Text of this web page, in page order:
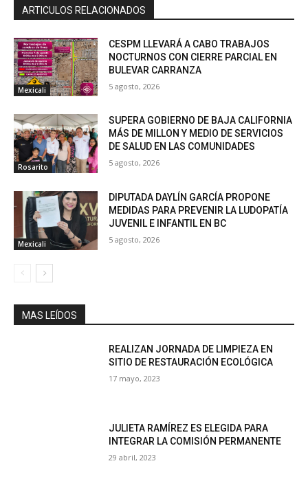
ARTICULOS RELACIONADOS
Mexicali
CESPM LLEVARÁ A CABO TRABAJOS
NOCTURNOS CON CIERRE PARCIAL EN
BULEVAR CARRANZA
5 agosto, 2026
Rosarito
SUPERA GOBIERNO DE BAJA CALIFORNIA
MÁS DE MILLON Y MEDIO DE SERVICIOS
DE SALUD EN LAS COMUNIDADES
5 agosto, 2026
Mexicali
DIPUTADA DAYLÍN GARCÍA PROPONE
MEDIDAS PARA PREVENIR LA LUDOPATÍA
JUVENIL E INFANTIL EN BC
5 agosto, 2026
MAS LEÍDOS
REALIZAN JORNADA DE LIMPIEZA EN
SITIO DE RESTAURACIÓN ECOLÓGICA
17 mayo, 2023
JULIETA RAMÍREZ ES ELEGIDA PARA
INTEGRAR LA COMISIÓN PERMANENTE
29 abril, 2023